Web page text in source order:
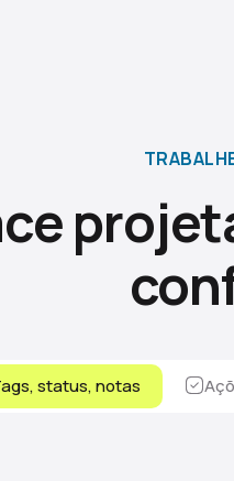
status, notas